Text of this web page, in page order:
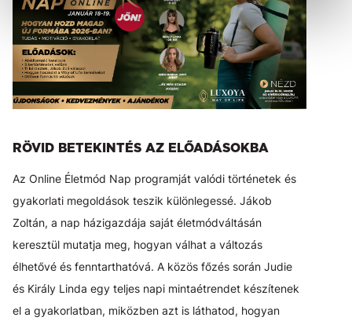
RÖVID BETEKINTÉS AZ ELŐADÁSOKBA
Az Online Életmód Nap programját valódi történetek és
gyakorlati megoldások teszik különlegessé. Jákob
Zoltán, a nap házigazdája saját életmódváltásán
keresztül mutatja meg, hogyan válhat a változás
élhetővé és fenntarthatóvá. A közös főzés során Judie
és Király Linda egy teljes napi mintaétrendet készítenek
el a gyakorlatban, miközben azt is láthatod, hogyan